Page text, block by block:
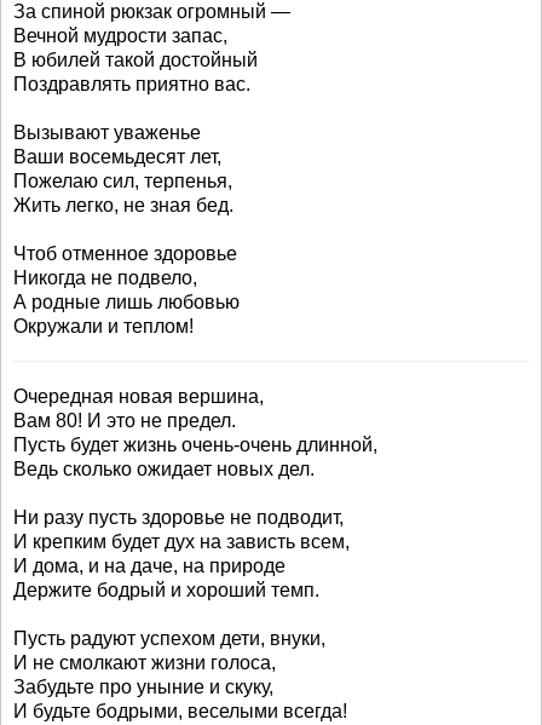
За спиной рюкзак огромный —
Вечной мудрости запас,
В юбилей такой достойный
Поздравлять приятно вас.
Вызывают уваженье
Ваши восемьдесят лет,
Пожелаю сил, терпенья,
Жить легко, не зная бед.
Чтоб отменное здоровье
Никогда не подвело,
А родные лишь любовью
Окружали и теплом!
Очередная новая вершина,
Вам 80! И это не предел.
Пусть будет жизнь очень-очень длинной,
Ведь сколько ожидает новых дел.
Ни разу пусть здоровье не подводит,
И крепким будет дух на зависть всем,
И дома, и на даче, на природе
Держите бодрый и хороший темп.
Пусть радуют успехом дети, внуки,
И не смолкают жизни голоса,
Забудьте про уныние и скуку,
И будьте бодрыми, веселыми всегда!